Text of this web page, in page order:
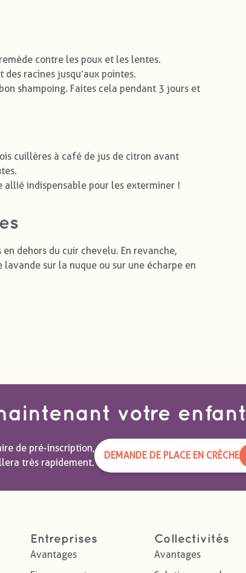
contre les poux et les lentes.
racines jusqu’aux pointes.
shampoing. Faites cela pendant 3 jours et
cuillères à café de jus de citron avant
allié indispensable pour les exterminer !
dehors du cuir chevelu. En revanche,
lavande sur la nuque ou sur une écharpe en
votre enfant
de pré-inscription,
très rapidement.
DEMANDE DE PLACE EN CRÈCHE
Entreprises
Avantages
Collectivités
Avantages